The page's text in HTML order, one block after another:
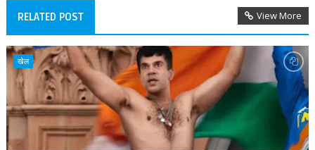
RELATED POST View More
खेल